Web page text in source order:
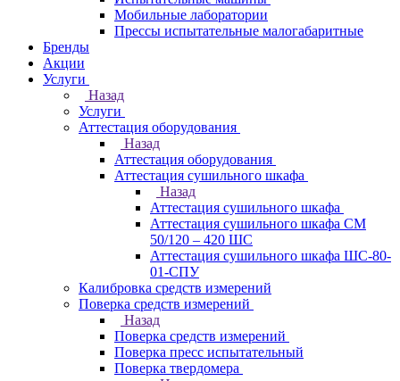
Мобильные лаборатории
Прессы испытательные малогабаритные
Бренды
Акции
Услуги
Назад
Услуги
Аттестация оборудования
Назад
Аттестация оборудования
Аттестация сушильного шкафа
Назад
Аттестация сушильного шкафа
Аттестация сушильного шкафа СМ
50/120 – 420 ШС
Аттестация сушильного шкафа ШС-80-
01-СПУ
Калибровка средств измерений
Поверка средств измерений
Назад
Поверка средств измерений
Поверка пресс испытательный
Поверка твердомера